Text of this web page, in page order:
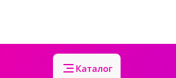
Каталог